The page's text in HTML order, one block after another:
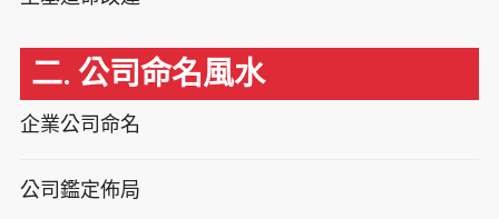
二. 公司命名風水
企業公司命名
公司鑑定佈局